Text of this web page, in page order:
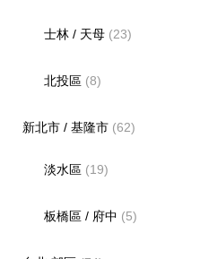
士林 / 天母 (23)
北投區 (8)
新北市 / 基隆市(62)
淡水區 (19)
板橋區 / 府中 (5)